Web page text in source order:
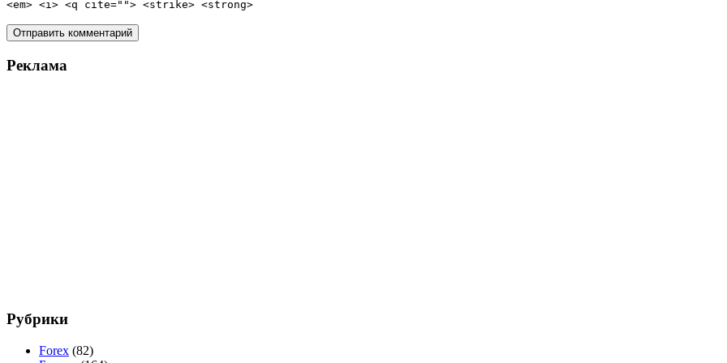
<em> <i> <q cite=""> <strike> <strong>
Реклама
Рубрики
Forex (82)